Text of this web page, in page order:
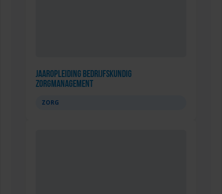
Jaaropleiding Bedrijfskundig
Zorgmanagement
ZORG